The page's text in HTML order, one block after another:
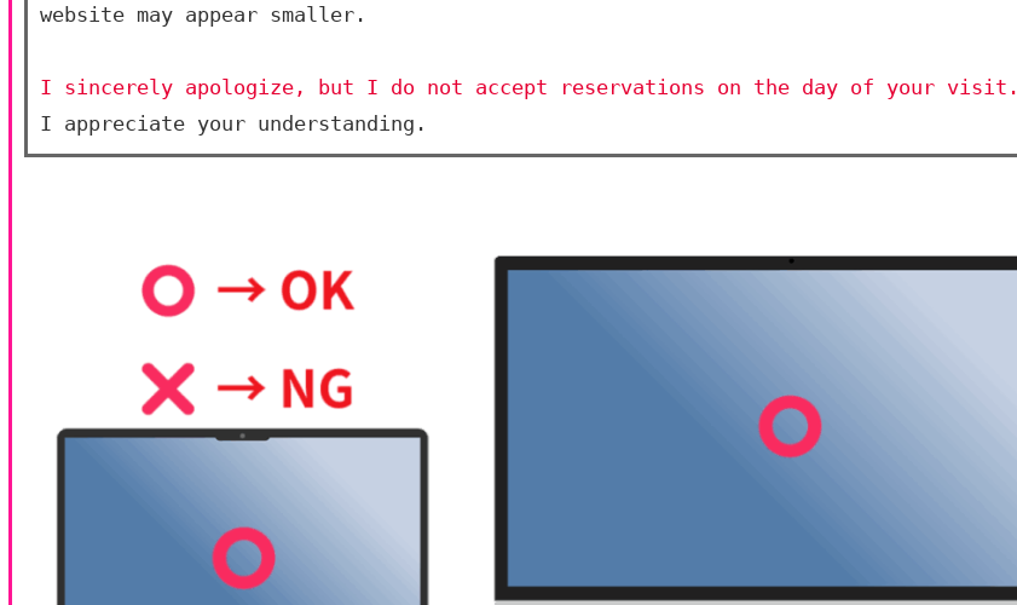
website may appear smaller.
I sincerely apologize, but I do not accept reservations on the day of your visit.
I appreciate your understanding.